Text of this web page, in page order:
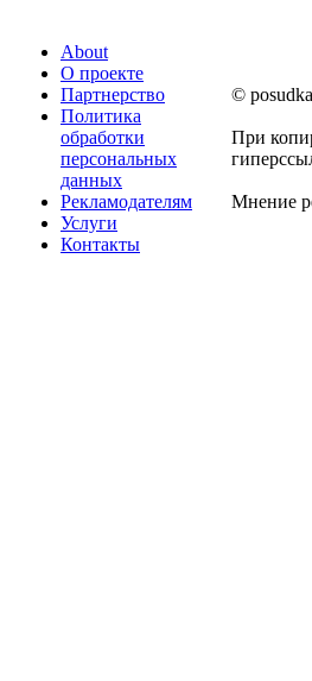
About
О проекте
Партнерство
Политика
обработки
персональных
данных
Рекламодателям
Услуги
Контакты
©
При
Мнение